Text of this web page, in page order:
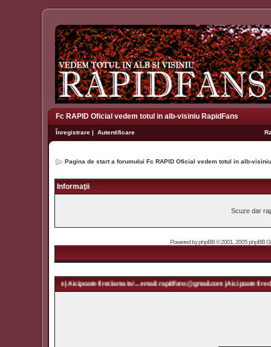
Fc RAPID Oficial vedem totul in alb-visiniu RapidFans
Înregistrare | Autentificare
Pagina de start a forumului Fc RAPID Oficial vedem totul in alb-
Informaţii
Scuze dar
Powered byphpBB© 2001, 2005 phpBB
| Aici poate fi reclama ta! ... email: rapidfans@gmail.com | Aici poate fi